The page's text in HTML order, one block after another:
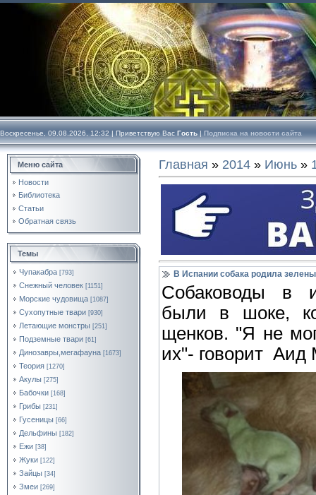
Воскресенье, 09.08.2026, 12:32 | Приветствую Вас Гость | Подписка на новости сайта
Меню сайта
Новости
Библиотека
Статьи
Обратная связь
Темы
Чупакабра [793]
Снежный человек [1151]
Морские чудовища [1087]
Сухопутные твари [930]
Летающие монстры [251]
Подземные твари [61]
Динозавры,мегафауна [1673]
Теория [1270]
Акулы [275]
Бабочки [168]
Грибы [231]
Гусеницы [66]
Дельфины [182]
Ежи [38]
Жуки [122]
Зайцы [34]
Змеи [269]
Главная » 2014 » Июнь »
В Испании собака родила
Собаководы в
были в шоке,
щенков. "Я не
их"- говорит Аид